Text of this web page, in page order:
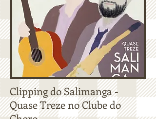
Clipping do Salimanga -
Quase Treze no Clube do